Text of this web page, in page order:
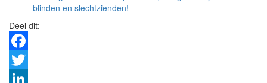
blinden en slechtzienden!
Deel dit:
Facebook
Twitter